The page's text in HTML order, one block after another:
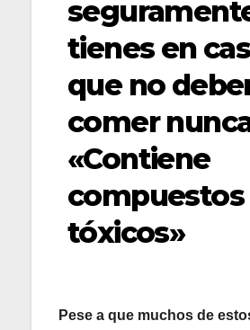
tienes en
que no
comer
«Contiene
tóxicos»
Pese a que muchos de